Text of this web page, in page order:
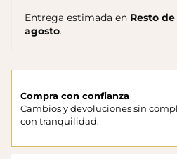
Entrega estimada en Resto
agosto.
Compra con confianza
Cambios y devoluciones sin
con tranquilidad.